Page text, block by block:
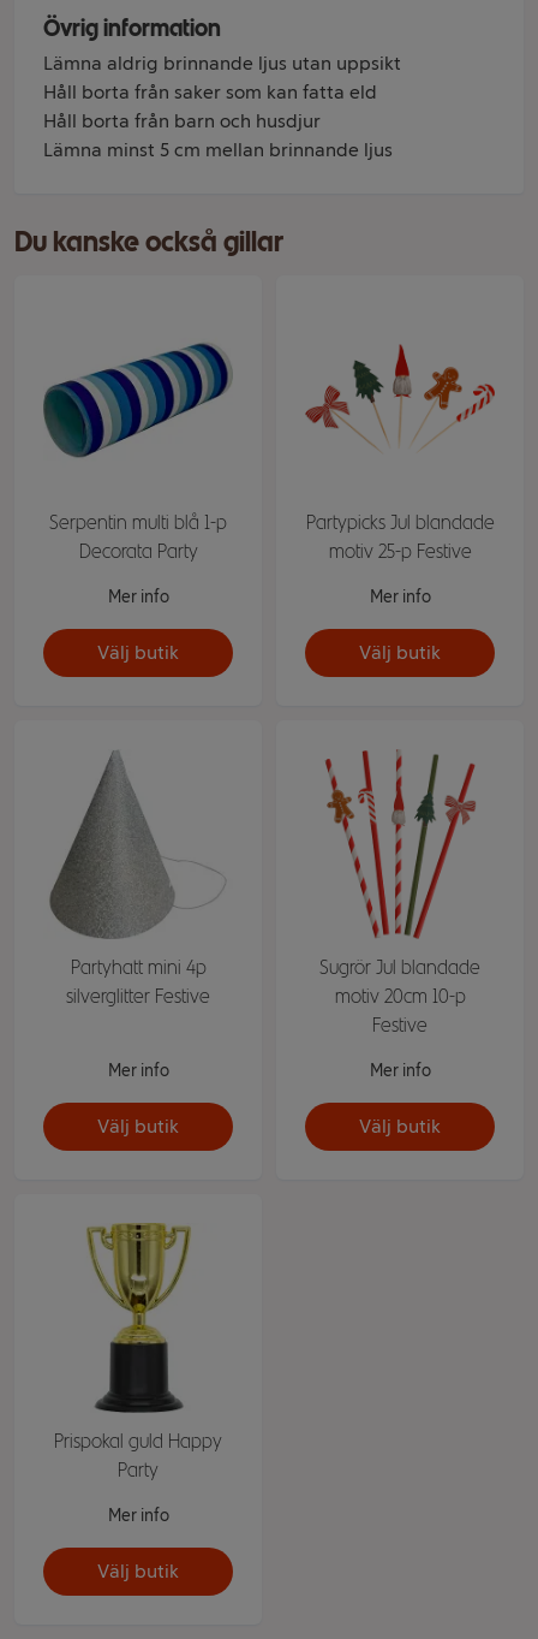
Övrig information
Lämna aldrig brinnande ljus utan uppsikt
Håll borta från saker som kan fatta eld
Håll borta från barn och husdjur
Lämna minst 5 cm mellan brinnande ljus
Du kanske också gillar
Serpentin multi blå 1-p
Decorata Party
Mer info
Välj butik
Partypicks Jul blandade
motiv 25-p Festive
Mer info
Välj butik
Partyhatt mini 4p
silverglitter Festive
Mer info
Välj butik
Sugrör Jul blandade
motiv 20cm 10-p
Festive
Mer info
Välj butik
Prispokal guld Happy
Party
Mer info
Välj butik